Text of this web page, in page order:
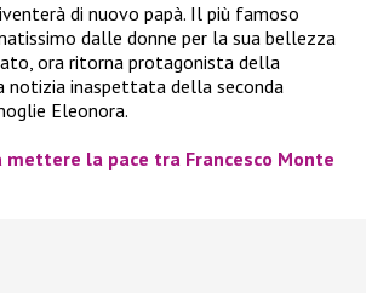
di nuovo papà. Il più famoso
dalle donne per la sua bellezza
ora ritorna protagonista della
notizia inaspettata della seconda
Eleonora.
mettere la pace tra Francesco Monte